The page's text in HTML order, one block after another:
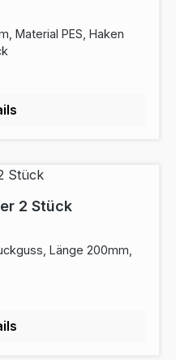
Material PES, Haken
2 Stück
200mm,